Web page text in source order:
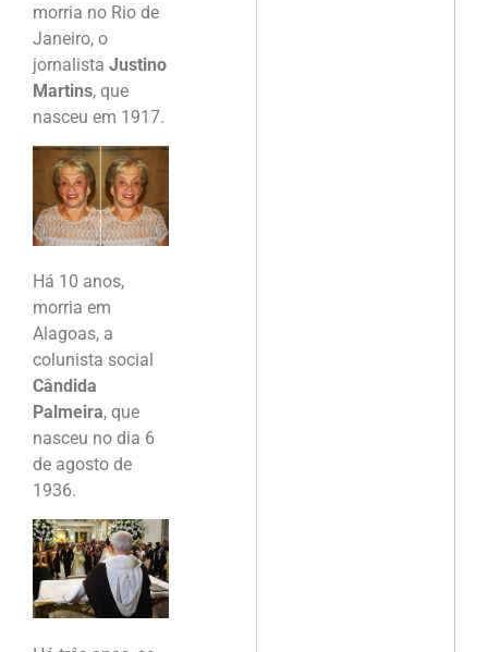
morria no Rio de
Janeiro, o
jornalista Justino
Martins, que
nasceu em 1917.
Há 10 anos,
morria em
Alagoas, a
colunista social
Cândida
Palmeira, que
nasceu no dia 6
de agosto de
1936.